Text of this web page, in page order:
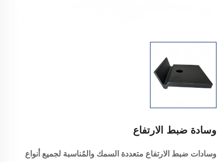
وسادة ضبط الارتفاع
وسادات ضبط الارتفاع متعددة السمك والمُناسبة لجميع أنواع